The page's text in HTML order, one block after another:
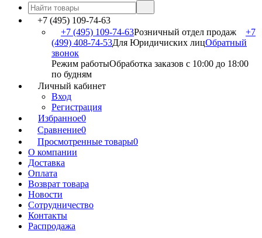
+7 (495) 109-74-63
+7 (495) 109-74-63Розничный отдел продаж
+7
(499) 408-74-53Для Юридичиских лицОбратный
звонок
Режим работыОбработка заказов с 10:00 до 18:00
по будням
Личный кабинет
Вход
Регистрация
Избранное0
Сравнение0
Просмотренные товары0
О компании
Доставка
Оплата
Возврат товара
Новости
Сотрудничество
Контакты
Распродажа